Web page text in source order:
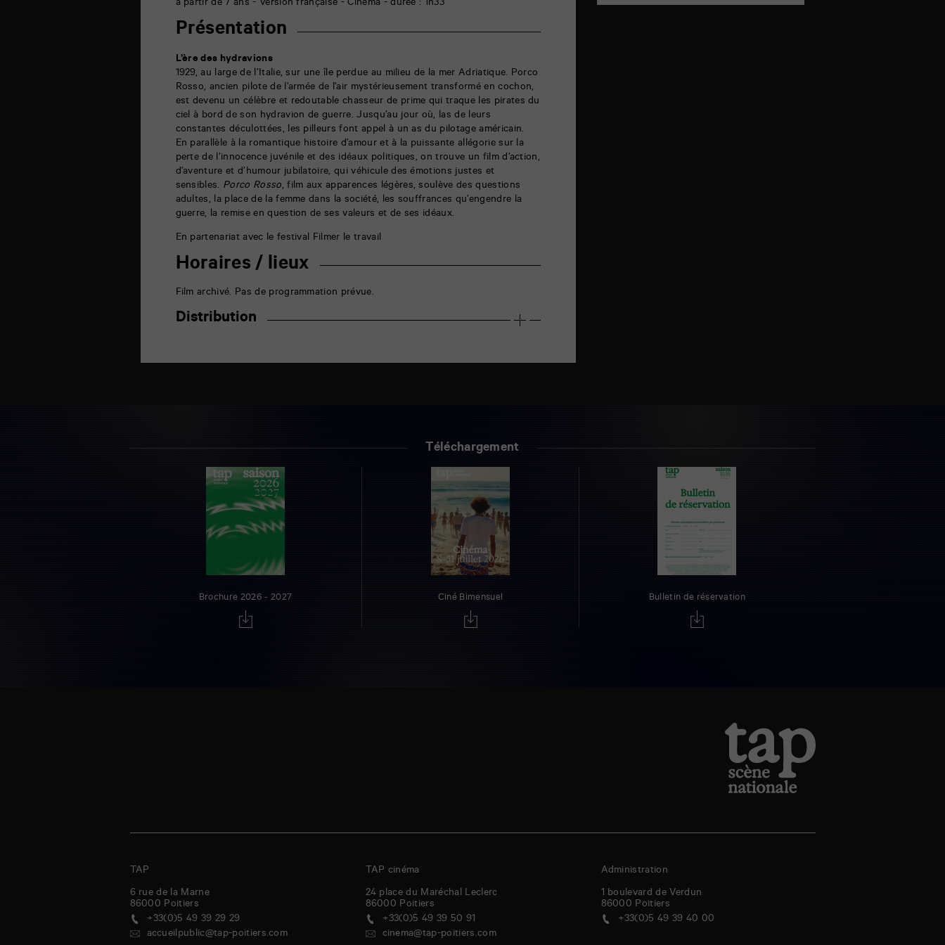
à partir de 7 ans - Version française - Cinéma - durée : 1h33
Présentation
L’ère des hydravions
1929, au large de l’Italie, sur une île perdue au milieu de la mer Adriatique. Porco
Rosso, ancien pilote de l’armée de l’air mystérieusement transformé en cochon,
est devenu un célèbre et redoutable chasseur de prime qui traque les pirates du
ciel à bord de son hydravion de guerre. Jusqu’au jour où, las de leurs
constantes déculottées, les pilleurs font appel à un as du pilotage américain.
En parallèle à la romantique histoire d’amour et à la puissante allégorie sur la
perte de l’innocence juvénile et des idéaux politiques, on trouve un film d’action,
d’aventure et d’humour jubilatoire, qui véhicule des émotions justes et
sensibles. Porco Rosso, film aux apparences légères, soulève des questions
adultes, la place de la femme dans la société, les souffrances qu’engendre la
guerre, la remise en question de ses valeurs et de ses idéaux.
En partenariat avec le festival Filmer le travail
Horaires / lieux
Film archivé. Pas de programmation prévue.
Distribution
Téléchargement
Brochure 2026 - 2027 Ciné Bimensuel Bulletin de réservation
TAP
6 rue de la Marne
86000 Poitiers
+33(0)5 49 39 29 29
accueilpublic@tap-poitiers.com
TAP cinéma
24 place du Maréchal Leclerc
86000 Poitiers
+33(0)5 49 39 50 91
cinema@tap-poitiers.com
Administration
1 boulevard de Verdun
86000 Poitiers
+33(0)5 49 39 40 00